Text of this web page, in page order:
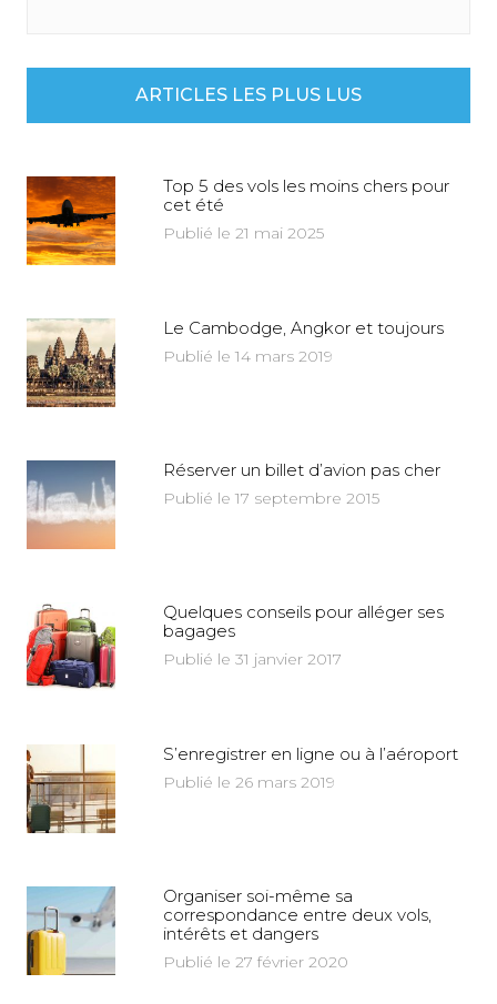
ARTICLES LES PLUS LUS
Top 5 des vols les moins chers pour
cet été
Publié le 21 mai 2025
Le Cambodge, Angkor et toujours
Publié le 14 mars 2019
Réserver un billet d’avion pas cher
Publié le 17 septembre 2015
Quelques conseils pour alléger ses
bagages
Publié le 31 janvier 2017
S’enregistrer en ligne ou à l’aéroport
Publié le 26 mars 2019
Organiser soi-même sa
correspondance entre deux vols,
intérêts et dangers
Publié le 27 février 2020